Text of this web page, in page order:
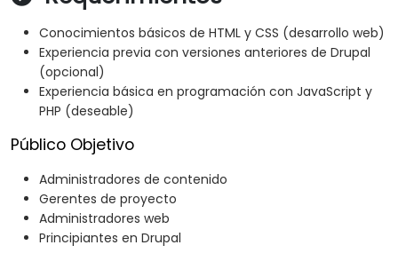
Conocimientos básicos de HTML y CSS (desarrollo web)
Experiencia previa con versiones anteriores de Drupal
(opcional)
Experiencia básica en programación con JavaScript y
PHP (deseable)
Público Objetivo
Administradores de contenido
Gerentes de proyecto
Administradores web
Principiantes en Drupal